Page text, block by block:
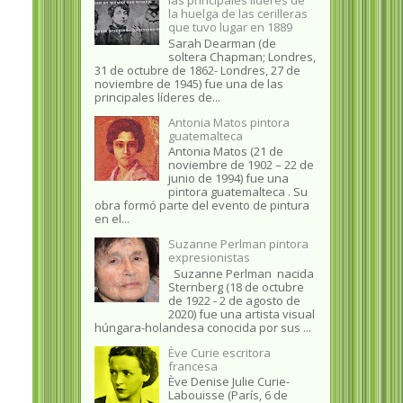
la huelga de las cerilleras
que tuvo lugar en 1889
Sarah Dearman (de
soltera Chapman; Londres,
31 de octubre de 1862​- Londres, 27 de
noviembre de 1945)​ fue una de las
principales líderes de...
Antonia Matos pintora
guatemalteca
Antonia Matos (21 de
noviembre de 1902 – 22 de
junio de 1994) fue una
pintora guatemalteca . Su
obra formó parte del evento de pintura
en el...
Suzanne Perlman pintora
expresionistas
Suzanne Perlman nacida
Sternberg (18 de octubre
de 1922 - 2 de agosto de
2020) fue una artista visual
húngara-holandesa conocida por sus ...
Ève Curie escritora
francesa
Ève Denise Julie Curie-
Labouisse (París, 6 de